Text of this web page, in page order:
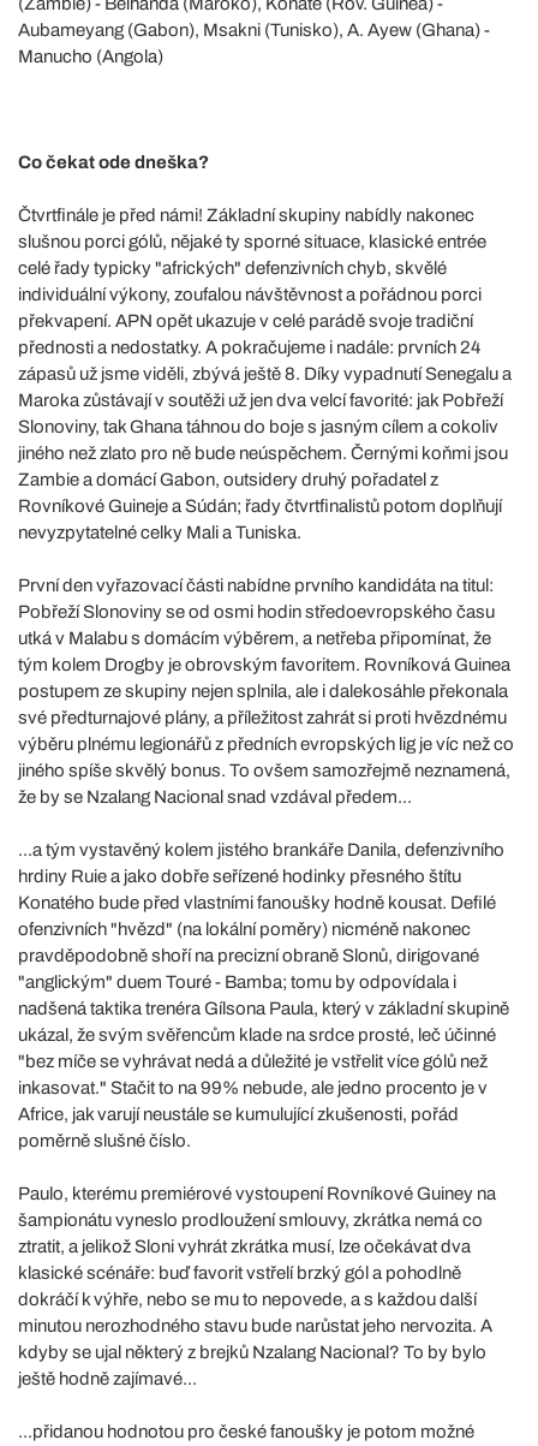
Aubameyang (Gabon), Msakni (Tunisko), A. Ayew (Ghana) -
Manucho (Angola)
Co čekat ode dneška?
Čtvrtfinále je před námi! Základní skupiny nabídly nakonec
slušnou porci gólů, nějaké ty sporné situace, klasické entrée
celé řady typicky "afrických" defenzivních chyb, skvělé
individuální výkony, zoufalou návštěvnost a pořádnou porci
překvapení. APN opět ukazuje v celé parádě svoje tradiční
přednosti a nedostatky. A pokračujeme i nadále: prvních 24
zápasů už jsme viděli, zbývá ještě 8. Díky vypadnutí Senegalu a
Maroka zůstávají v soutěži už jen dva velcí favorité: jak Pobřeží
Slonoviny, tak Ghana táhnou do boje s jasným cílem a cokoliv
jiného než zlato pro ně bude neúspěchem. Černými koňmi jsou
Zambie a domácí Gabon, outsidery druhý pořadatel z
Rovníkové Guineje a Súdán; řady čtvrtfinalistů potom doplňují
nevyzpytatelné celky Mali a Tuniska.
První den vyřazovací části nabídne prvního kandidáta na titul:
Pobřeží Slonoviny se od osmi hodin středoevropského času
utká v Malabu s domácím výběrem, a netřeba připomínat, že
tým kolem Drogby je obrovským favoritem. Rovníková Guinea
postupem ze skupiny nejen splnila, ale i dalekosáhle překonala
své předturnajové plány, a příležitost zahrát si proti hvězdnému
výběru plnému legionářů z předních evropských lig je víc než co
jiného spíše skvělý bonus. To ovšem samozřejmě neznamená,
že by se Nzalang Nacional snad vzdával předem...
...a tým vystavěný kolem jistého brankáře Danila, defenzivního
hrdiny Ruie a jako dobře seřízené hodinky přesného štítu
Konatého bude před vlastními fanoušky hodně kousat. Defilé
ofenzivních "hvězd" (na lokální poměry) nicméně nakonec
pravděpodobně shoří na precizní obraně Slonů, dirigované
"anglickým" duem Touré - Bamba; tomu by odpovídala i
nadšená taktika trenéra Gílsona Paula, který v základní skupině
ukázal, že svým svěřencům klade na srdce prosté, leč účinné
"bez míče se vyhrávat nedá a důležité je vstřelit více gólů než
inkasovat." Stačit to na 99% nebude, ale jedno procento je v
Africe, jak varují neustále se kumulující zkušenosti, pořád
poměrně slušné číslo.
Paulo, kterému premiérové vystoupení Rovníkové Guiney na
šampionátu vyneslo prodloužení smlouvy, zkrátka nemá co
ztratit, a jelikož Sloni vyhrát zkrátka musí, lze očekávat dva
klasické scénáře: buď favorit vstřelí brzký gól a pohodlně
dokráčí k výhře, nebo se mu to nepovede, a s každou další
minutou nerozhodného stavu bude narůstat jeho nervozita. A
kdyby se ujal některý z brejků Nzalang Nacional? To by bylo
ještě hodně zajímavé...
...přidanou hodnotou pro české fanoušky je potom možné